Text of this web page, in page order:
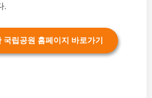
.
국립공원 홈페이지 바로가기